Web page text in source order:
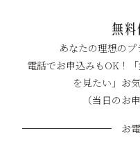
無
あなたの理想のプ
電話でお申込みもOK！
を見たい」お
（当日のお
お